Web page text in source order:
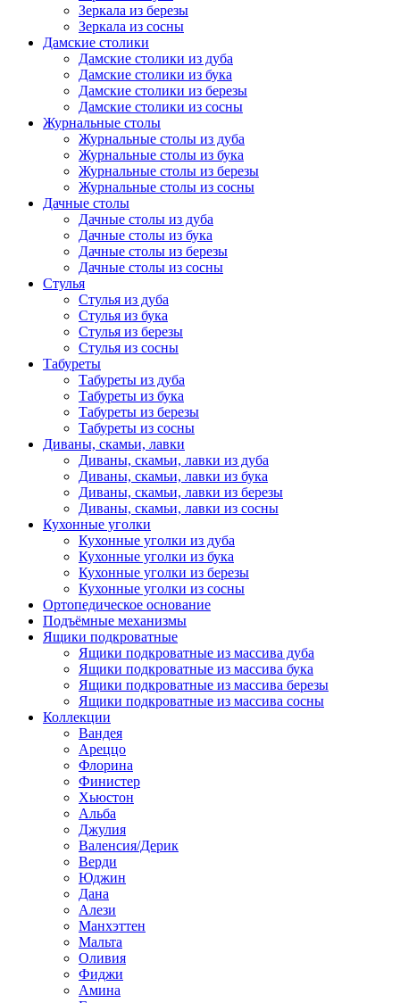
Зеркала из березы
Зеркала из сосны
Дамские столики
Дамские столики из дуба
Дамские столики из бука
Дамские столики из березы
Дамские столики из сосны
Журнальные столы
Журнальные столы из дуба
Журнальные столы из бука
Журнальные столы из березы
Журнальные столы из сосны
Дачные столы
Дачные столы из дуба
Дачные столы из бука
Дачные столы из березы
Дачные столы из сосны
Стулья
Стулья из дуба
Стулья из бука
Стулья из березы
Стулья из сосны
Табуреты
Табуреты из дуба
Табуреты из бука
Табуреты из березы
Табуреты из сосны
Диваны, скамьи, лавки
Диваны, скамьи, лавки из дуба
Диваны, скамьи, лавки из бука
Диваны, скамьи, лавки из березы
Диваны, скамьи, лавки из сосны
Кухонные уголки
Кухонные уголки из дуба
Кухонные уголки из бука
Кухонные уголки из березы
Кухонные уголки из сосны
Ортопедическое основание
Подъёмные механизмы
Ящики подкроватные
Ящики подкроватные из массива дуба
Ящики подкроватные из массива бука
Ящики подкроватные из массива березы
Ящики подкроватные из массива сосны
Коллекции
Вандея
Ареццо
Флорина
Финистер
Хьюстон
Альба
Джулия
Валенсия/Дерик
Верди
Юджин
Дана
Алези
Манхэттен
Мальта
Оливия
Фиджи
Амина